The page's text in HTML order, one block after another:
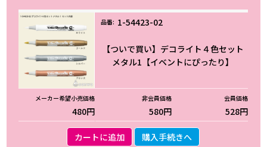
1-54423-02
【ついで買い】デコライト４色セット
メタル1【イベントにぴったり】
480円 580円 528円
カートに追加 購入手続きへ